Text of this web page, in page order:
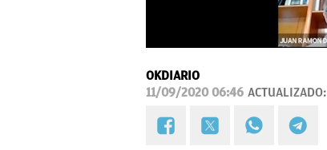
OKDIARIO
11/09/2020 06:46 ACTUALIZADO: